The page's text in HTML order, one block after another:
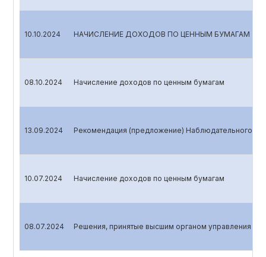
10.10.2024 НАЧИСЛЕНИЕ ДОХОДОВ ПО ЦЕННЫМ БУМАГАМ
08.10.2024 Начисление доходов по ценным бумагам
13.09.2024 Рекомендация (предложение) Наблюдательного
10.07.2024 Начисление доходов по ценным бумагам
08.07.2024 Решения, принятые высшим органом управления